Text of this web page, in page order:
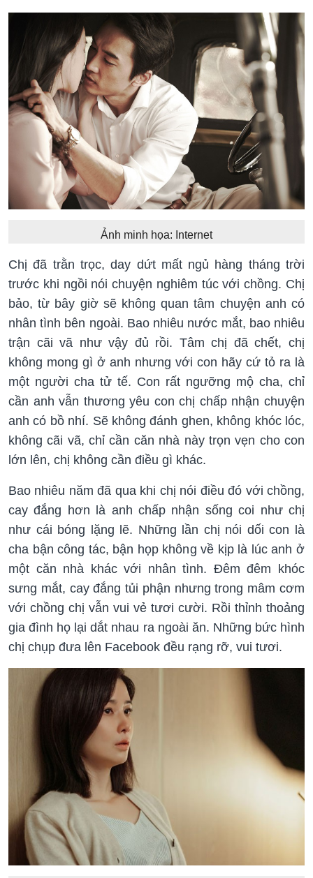
Ảnh minh họa: Internet
Chị đã trằn trọc, day dứt mất ngủ hàng tháng trời
trước khi ngồi nói chuyện nghiêm túc với chồng. Chị
bảo, từ bây giờ sẽ không quan tâm chuyện anh có
nhân tình bên ngoài. Bao nhiêu nước mắt, bao nhiêu
trận cãi vã như vậy đủ rồi. Tâm chị đã chết, chị
không mong gì ở anh nhưng với con hãy cứ tỏ ra là
một người cha tử tế. Con rất ngưỡng mộ cha, chỉ
cần anh vẫn thương yêu con chị chấp nhận chuyện
anh có bồ nhí. Sẽ không đánh ghen, không khóc lóc,
không cãi vã, chỉ cần căn nhà này trọn vẹn cho con
lớn lên, chị không cần điều gì khác.
Bao nhiêu năm đã qua khi chị nói điều đó với chồng,
cay đắng hơn là anh chấp nhận sống coi như chị
như cái bóng lặng lẽ. Những lần chị nói dối con là
cha bận công tác, bận họp không về kịp là lúc anh ở
một căn nhà khác với nhân tình. Đêm đêm khóc
sưng mắt, cay đắng tủi phận nhưng trong mâm cơm
với chồng chị vẫn vui vẻ tươi cười. Rồi thỉnh thoảng
gia đình họ lại dắt nhau ra ngoài ăn. Những bức hình
chị chụp đưa lên Facebook đều rạng rỡ, vui tươi.